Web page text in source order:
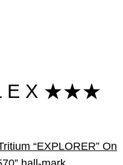
X ★★★
“EXPLORER” On